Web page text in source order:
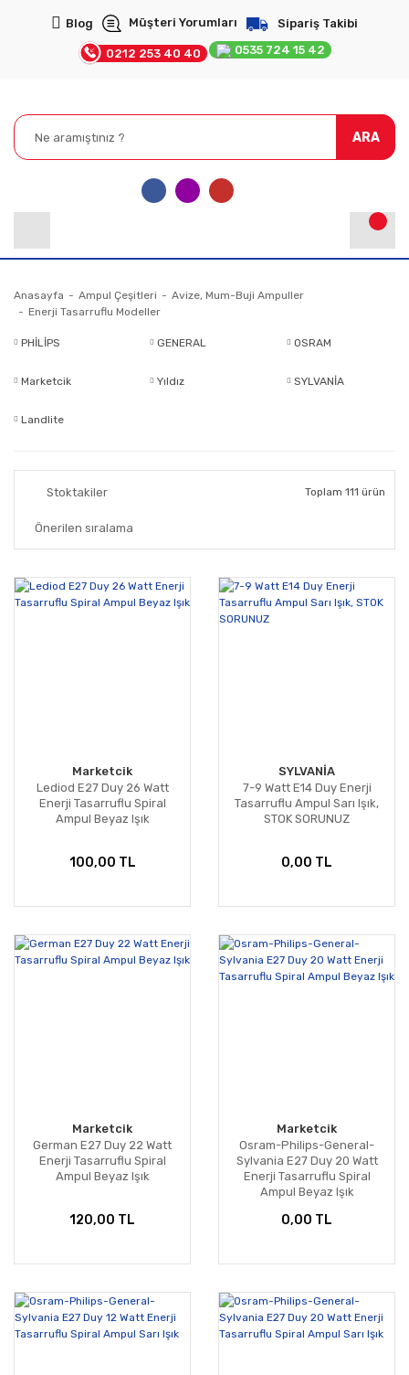
Blog Müşteri Yorumları Sipariş Takibi
0212 253 40 40 0535 724 15 42
ARA
Anasayfa Ampul Çeşitleri
Avize, Mum-Buji Ampuller
Enerji Tasarruflu Modeller
PHİLİPS GENERAL OSRAM
Marketcik Yıldız SYLVANİA
Landlite
Stoktakiler Toplam 111 ürün
Marketcik
Lediod E27 Duy 26 Watt
Enerji Tasarruflu Spiral
Ampul Beyaz Işık
100,00 TL
SYLVANİA
7-9 Watt E14 Duy Enerji
Tasarruflu Ampul Sarı Işık,
STOK SORUNUZ
0,00 TL
Marketcik
German E27 Duy 22 Watt
Enerji Tasarruflu Spiral
Ampul Beyaz Işık
120,00 TL
Marketcik
Osram-Philips-General-
Sylvania E27 Duy 20 Watt
Enerji Tasarruflu Spiral
Ampul Beyaz Işık
0,00 TL